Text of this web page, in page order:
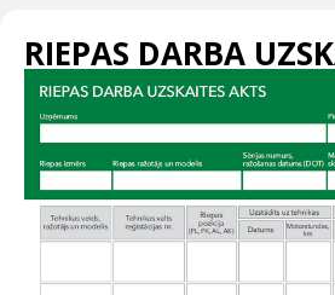
RIEPAS DARBA